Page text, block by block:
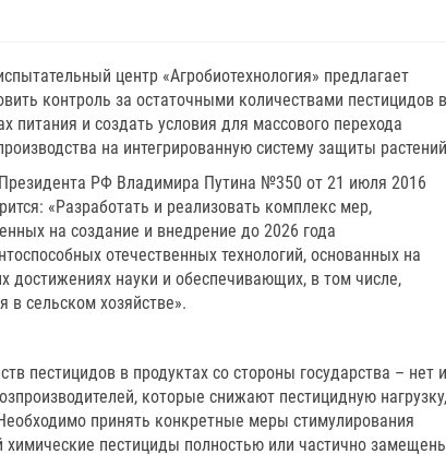
центр «Агробиотехнология» предлагает
контроль за остаточными количествами пестицидов в
питания и создать условия для массового перехода
на интегрированную систему защиты растений
РФ Владимира Путина №350 от 21 июля 2016
«Разработать и реализовать комплекс мер,
на создание и внедрение до 2026 года
отечественных технологий, основанных на
достижениях науки и обеспечивающих, в том числе,
в сельском хозяйстве».
пестицидов в продуктах со стороны государства – нет и
которые снижают пестицидную нагрузку,
принять конкретные меры стимулирования
химические пестициды полностью или частично